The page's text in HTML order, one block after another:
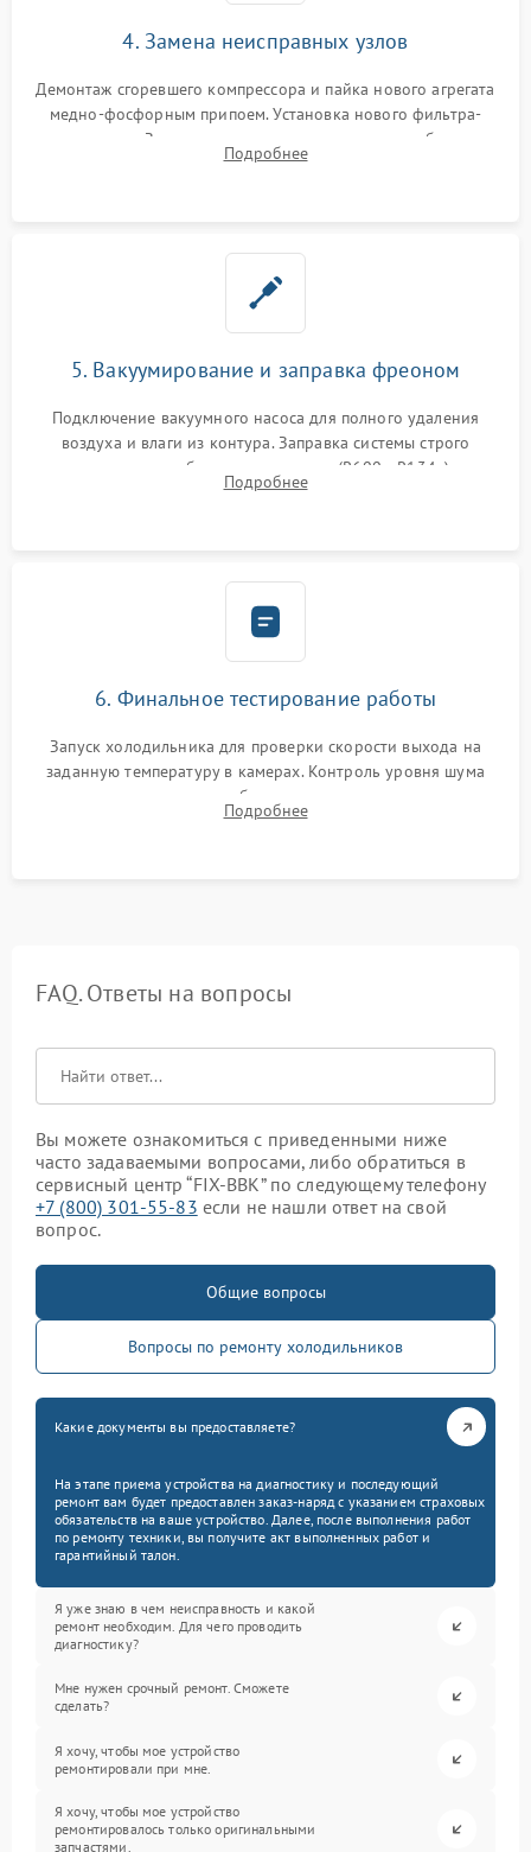
4. Замена неисправных узлов
Демонтаж сгоревшего компрессора и пайка нового агрегата
медно-фосфорным припоем. Установка нового фильтра-
осушителя. Замена изношенных вентиляторов обдува,
сломанных заслонок или поврежденных дверных петель.
Подробнее
5. Вакуумирование и заправка фреоном
Подключение вакуумного насоса для полного удаления
воздуха и влаги из контура. Заправка системы строго
дозированным объемом хладагента (R600a, R134a) по
электронным весам. Контроль рабочего давления в системе.
Подробнее
6. Финальное тестирование работы
Запуск холодильника для проверки скорости выхода на
заданную температуру в камерах. Контроль уровня шума
компрессора, отсутствия обмерзания стенок и корректного
срабатывания системы автоматической оттайки.
Подробнее
FAQ. Ответы на вопросы
Вы можете ознакомиться с приведенными ниже
часто задаваемыми вопросами, либо обратиться в
сервисный центр “FIX-BBK” по следующему телефону
+7 (800) 301-55-83 если не нашли ответ на свой
вопрос.
Общие вопросы
Вопросы по ремонту холодильников
Какие документы вы предоставляете?
На этапе приема устройства на диагностику и последующий
ремонт вам будет предоставлен заказ-наряд с указанием страховых
обязательств на ваше устройство. Далее, после выполнения работ
по ремонту техники, вы получите акт выполненных работ и
гарантийный талон.
Я уже знаю в чем неисправность и какой
ремонт необходим. Для чего проводить
диагностику?
Мне нужен срочный ремонт. Сможете
сделать?
Я хочу, чтобы мое устройство
ремонтировали при мне.
Я хочу, чтобы мое устройство
ремонтировалось только оригинальными
запчастями.